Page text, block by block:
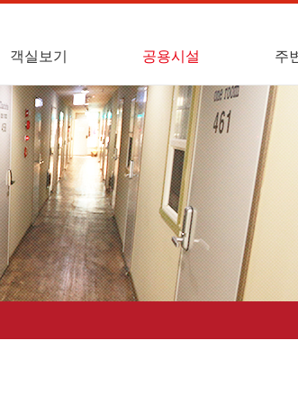
객실보기 공용시설 주
3평형
4평형
휴게실
취사실
세탁실
흡연실